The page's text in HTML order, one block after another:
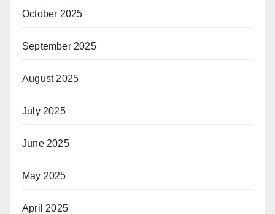
October 2025
September 2025
August 2025
July 2025
June 2025
May 2025
April 2025